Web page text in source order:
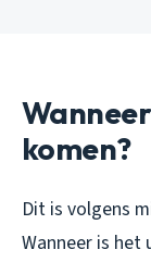
komen?
Dit is volgens
Wanneer is het